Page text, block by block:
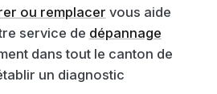
ou remplacer vous aide
service de dépannage
dans tout le canton de
un diagnostic